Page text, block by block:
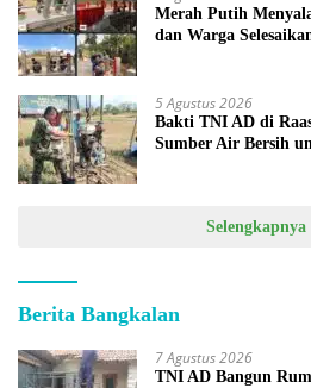
Merah Putih
dan Warga
5 Agustus 2026
Bakti TNI AD di
Sumber Air Bersih
Selengkapnya
Berita Bangkalan
7 Agustus 2026
TNI AD Bangun